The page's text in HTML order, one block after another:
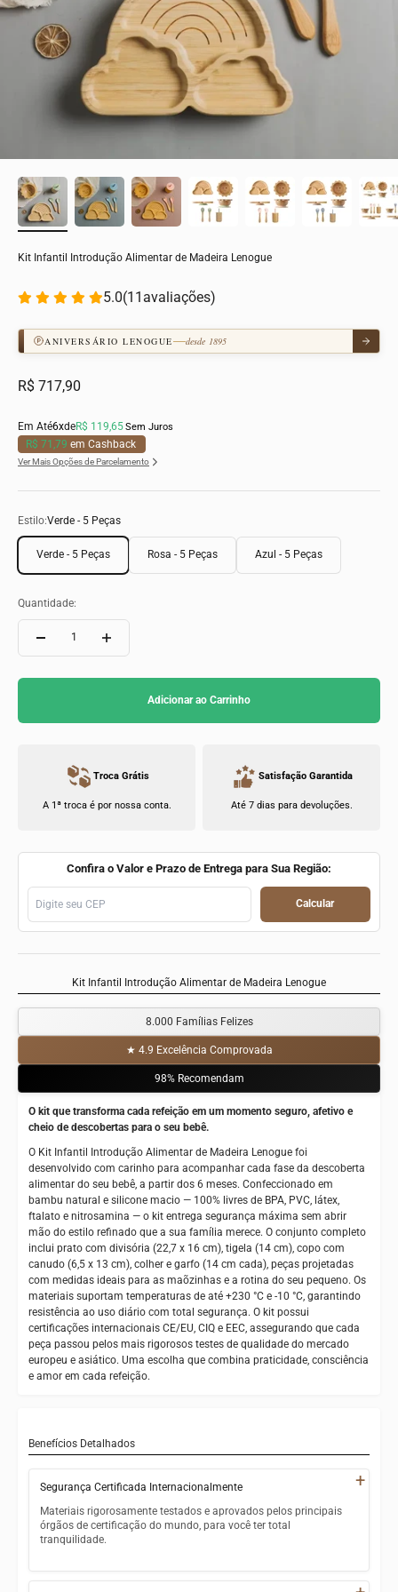
Kit Infantil Introdução Alimentar de Madeira Lenogue
5.0(11avaliações)
ANIVERSÁRIO LENOGUE desde 1895
Preço promocional
R$ 717,90
Em Até6xdeR$ 119,65Sem Juros
R$ 71,79 em Cashback
Ver Mais Opções de Parcelamento
Estilo:Verde - 5 Peças
Verde - 5 Peças Rosa - 5 Peças Azul - 5 Peças
Quantidade:
Adicionar ao Carrinho
Troca Grátis
A 1ª troca é por nossa conta.
Satisfação Garantida
Até 7 dias para devoluções.
Confira o Valor e Prazo de Entrega para Sua Região:
Calcular
Kit Infantil Introdução Alimentar de Madeira Lenogue
8.000 Famílias Felizes
★ 4.9 Excelência Comprovada
98% Recomendam
O kit que transforma cada refeição em um momento seguro, afetivo e
cheio de descobertas para o seu bebê.
O Kit Infantil Introdução Alimentar de Madeira Lenogue foi
desenvolvido com carinho para acompanhar cada fase da descoberta
alimentar do seu bebê, a partir dos 6 meses. Confeccionado em
bambu natural e silicone macio — 100% livres de BPA, PVC, látex,
ftalato e nitrosamina — o kit entrega segurança máxima sem abrir
mão do estilo refinado que a sua família merece. O conjunto completo
inclui prato com divisória (22,7 x 16 cm), tigela (14 cm), copo com
canudo (6,5 x 13 cm), colher e garfo (14 cm cada), peças projetadas
com medidas ideais para as maõzinhas e a rotina do seu pequeno. Os
materiais suportam temperaturas de até +230 °C e -10 °C, garantindo
resistência ao uso diário com total segurança. O kit possui
certificações internacionais CE/EU, CIQ e EEC, assegurando que cada
peça passou pelos mais rigorosos testes de qualidade do mercado
europeu e asiático. Uma escolha que combina praticidade, consciência
e amor em cada refeição.
Benefícios Detalhados
Segurança Certificada Internacionalmente +
Materiais rigorosamente testados e aprovados pelos principais
órgãos de certificação do mundo, para você ter total
tranquilidade.